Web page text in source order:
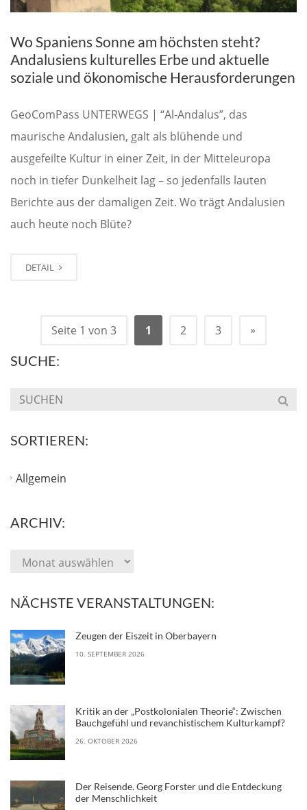
Wo Spaniens Sonne am höchsten steht?
Andalusiens kulturelles Erbe und aktuelle
soziale und ökonomische Herausforderungen
GeoComPass UNTERWEGS | “Al-Andalus”, das
maurische Andalusien, galt als blühende und
ausgefeilte Kultur in einer Zeit, in der Mitteleuropa
noch in tiefer Dunkelheit lag – so jedenfalls lauten
Berichte aus der damaligen Zeit. Wo trägt Andalusien
auch heute noch Blüte?
DETAIL
Seite 1 von 3 1 2 3 »
SUCHE:
SORTIEREN:
Allgemein
ARCHIV:
NÄCHSTE VERANSTALTUNGEN:
Zeugen der Eiszeit in Oberbayern
10. SEPTEMBER 2026
Kritik an der „Postkolonialen Theorie“: Zwischen
Bauchgefühl und revanchistischem Kulturkampf?
26. OKTOBER 2026
Der Reisende. Georg Forster und die Entdeckung
der Menschlichkeit